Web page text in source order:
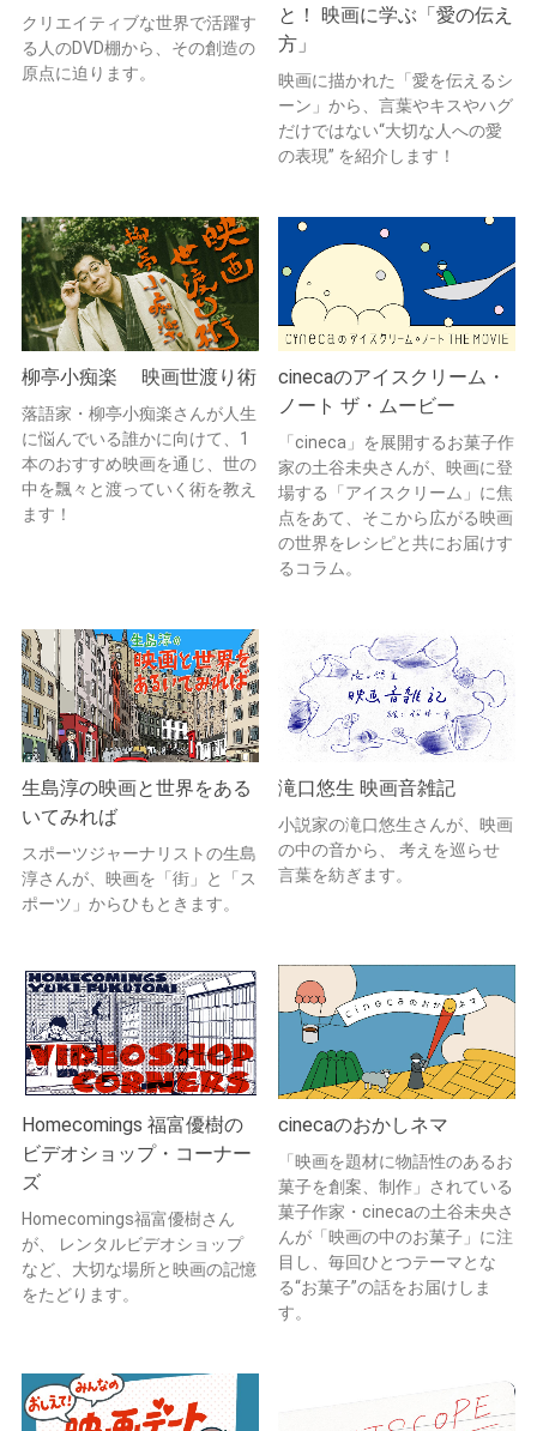
クリエイティブな世界で活躍す
る人のDVD棚から、その創造の
原点に迫ります。
と！ 映画に学ぶ「愛の伝え
方」
映画に描かれた「愛を伝えるシ
ーン」から、言葉やキスやハグ
だけではない“大切な人への愛
の表現” を紹介します！
柳亭小痴楽 映画世渡り術
落語家・柳亭小痴楽さんが人生
に悩んでいる誰かに向けて、1
本のおすすめ映画を通じ、世の
中を飄々と渡っていく術を教え
ます！
cinecaのアイスクリーム・
ノート ザ・ムービー
「cineca」を展開するお菓子作
家の土谷未央さんが、映画に登
場する「アイスクリーム」に焦
点をあて、そこから広がる映画
の世界をレシピと共にお届けす
るコラム。
生島淳の映画と世界をある
いてみれば
スポーツジャーナリストの生島
淳さんが、映画を「街」と「ス
ポーツ」からひもときます。
滝口悠生 映画音雑記
小説家の滝口悠生さんが、映画
の中の音から、 考えを巡らせ
言葉を紡ぎます。
Homecomings 福富優樹の
ビデオショップ・コーナー
ズ
Homecomings福富優樹さん
が、 レンタルビデオショップ
など、大切な場所と映画の記憶
をたどります。
cinecaのおかしネマ
「映画を題材に物語性のあるお
菓子を創案、制作」されている
菓子作家・cinecaの土谷未央さ
んが「映画の中のお菓子」に注
目し、毎回ひとつテーマとな
る“お菓子”の話をお届けしま
す。